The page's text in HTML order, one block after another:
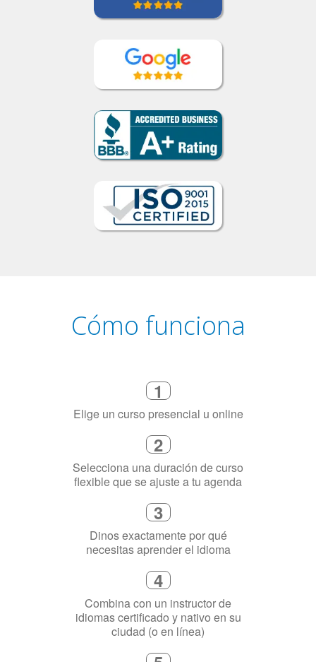
Cómo funciona
1
Elige un curso presencial u online
2
Selecciona una duración de curso
flexible que se ajuste a tu agenda
3
Dinos exactamente por qué
necesitas aprender el idioma
4